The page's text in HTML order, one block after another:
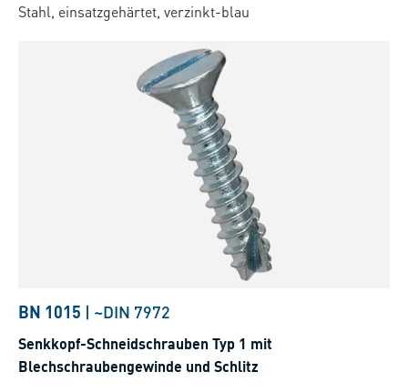
Stahl, einsatzgehärtet, verzinkt-blau
BN 1015 | ~DIN 7972
Senkkopf-Schneidschrauben Typ 1 mit
Blechschraubengewinde und Schlitz